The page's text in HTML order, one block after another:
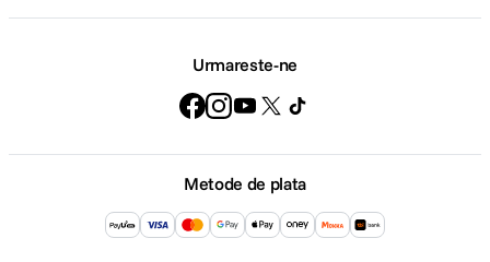
Urmareste-ne
Metode de plata